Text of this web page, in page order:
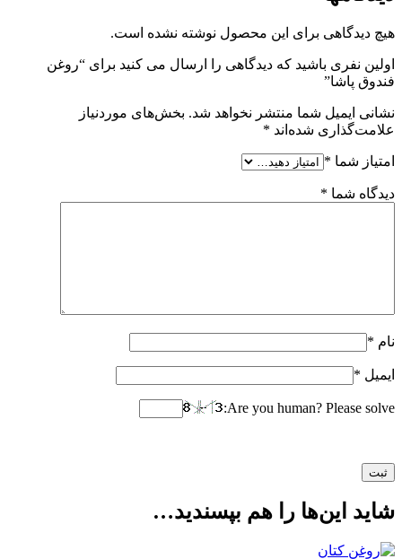
هیچ دیدگاهی برای این محصول نوشته نشده است.
اولین نفری باشید که دیدگاهی را ارسال می کنید برای “روغن
فندوق پاشا”
نشانی ایمیل شما منتشر نخواهد شد. بخش‌های موردنیاز
علامت‌گذاری شده‌اند *
امتیاز شما *
دیدگاه شما *
نام *
ایمیل *
Are you human? Please solve:
شاید این‌ها را هم بپسندید…